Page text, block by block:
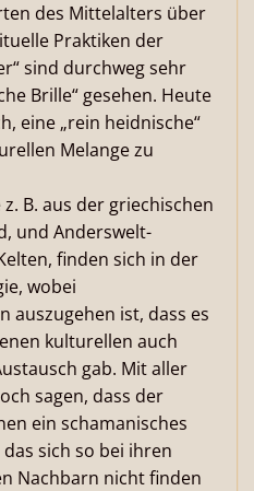
des Mittelalters über
Praktiken der
sind durchweg sehr
Brille“ gesehen. Heute
eine „rein heidnische“
Melange zu
B. aus der griechischen
und Anderswelt-
finden sich in der
wobei
auszugehen ist, dass es
kulturellen auch
gab. Mit aller
sagen, dass der
ein schamanisches
sich so bei ihren
Nachbarn nicht finden